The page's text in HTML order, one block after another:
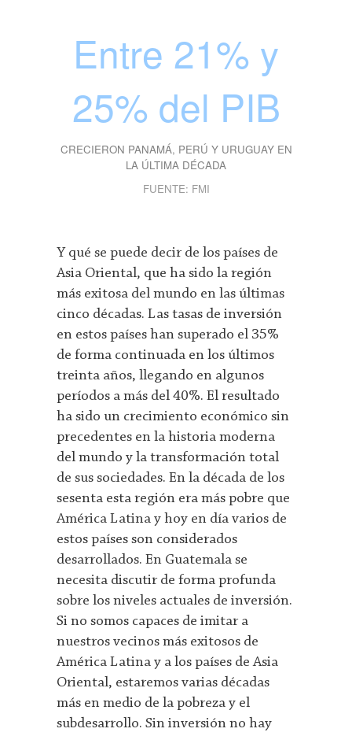
Entre 21% y
25% del PIB
CRECIERON PANAMÁ, PERÚ Y URUGUAY EN
LA ÚLTIMA DÉCADA
FUENTE: FMI
Y qué se puede decir de los países de
Asia Oriental, que ha sido la región
más exitosa del mundo en las últimas
cinco décadas. Las tasas de inversión
en estos países han superado el 35%
de forma continuada en los últimos
treinta años, llegando en algunos
períodos a más del 40%. El resultado
ha sido un crecimiento económico sin
precedentes en la historia moderna
del mundo y la transformación total
de sus sociedades. En la década de los
sesenta esta región era más pobre que
América Latina y hoy en día varios de
estos países son considerados
desarrollados. En Guatemala se
necesita discutir de forma profunda
sobre los niveles actuales de inversión.
Si no somos capaces de imitar a
nuestros vecinos más exitosos de
América Latina y a los países de Asia
Oriental, estaremos varias décadas
más en medio de la pobreza y el
subdesarrollo. Sin inversión no hay